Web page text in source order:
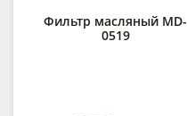
Фильтр масляный MD-
0519